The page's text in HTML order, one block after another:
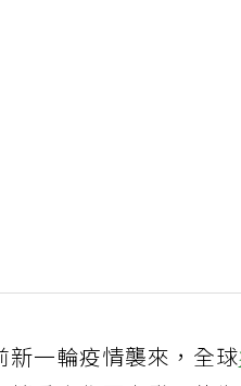
新一輪疫情襲來，全球